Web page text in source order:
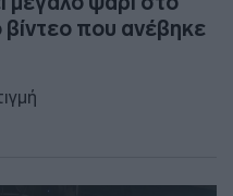
βίντεο που ανέβηκε